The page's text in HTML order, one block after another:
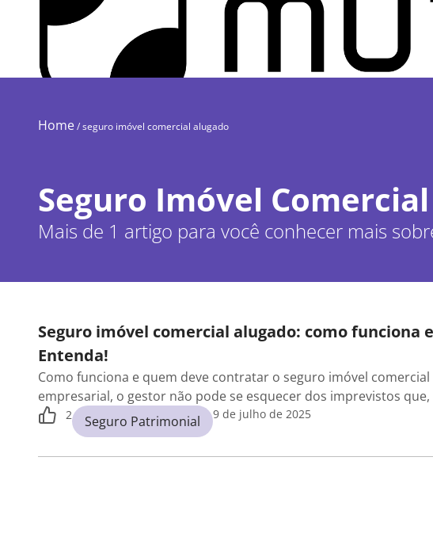
Home/seguro imóvel comercial alugado
Seguro Imóvel
Mais de 1 artigo para você conhecer mais
Seguro imóvel comercial alugado: como funciona
Entenda!
Como funciona e quem deve contratar o seguro imóvel
empresarial, o gestor não pode se esquecer dos imprevistos
2 Seguro Patrimonial 9 de julho de 2025